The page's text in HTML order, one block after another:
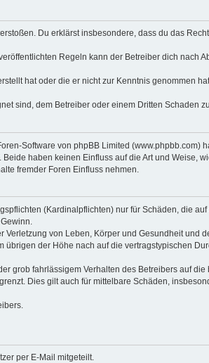
Du erklärst insbesondere, dass du das
Regeln kann der Betreiber dich nach
hat oder die er nicht zur Kenntnis genommen
sind, dem Betreiber oder einem Dritten Schaden
Software von phpBB Limited (www.phpbb.com)
haben keinen Einfluss auf die Art und Weise,
fremder Foren Einfluss nehmen.
(Kardinalpflichten) nur für Schäden, die
von Leben, Körper und Gesundheit und
der Höhe nach auf die vertragstypischen
grob fahrlässigem Verhalten des Betreibers auf die
Dies gilt auch für mittelbare Schäden,
per E-Mail mitgeteilt.